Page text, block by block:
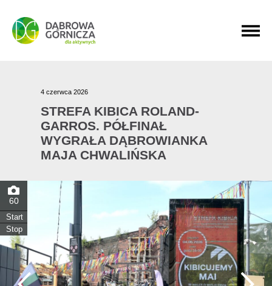
PRZEJDŹ DO MENU GŁÓWNEGO
PRZEJDŹ DO WYSZUKIWARKI
PRZEJDŹ DO TREŚCI
4 czerwca 2026
STREFA KIBICA ROLAND-
GARROS. PÓŁFINAŁ
WYGRAŁA DĄBROWIANKA
MAJA CHWALIŃSKA
60
Start
Stop